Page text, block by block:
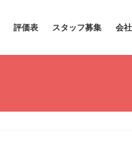
評価表 スタッフ募集 会